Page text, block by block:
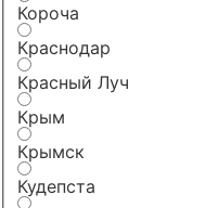
Короча
Краснодар
Красный Луч
Крым
Крымск
Кудепста